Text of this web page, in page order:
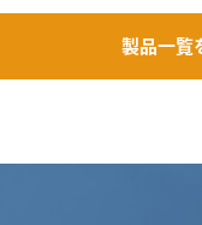
製品一覧